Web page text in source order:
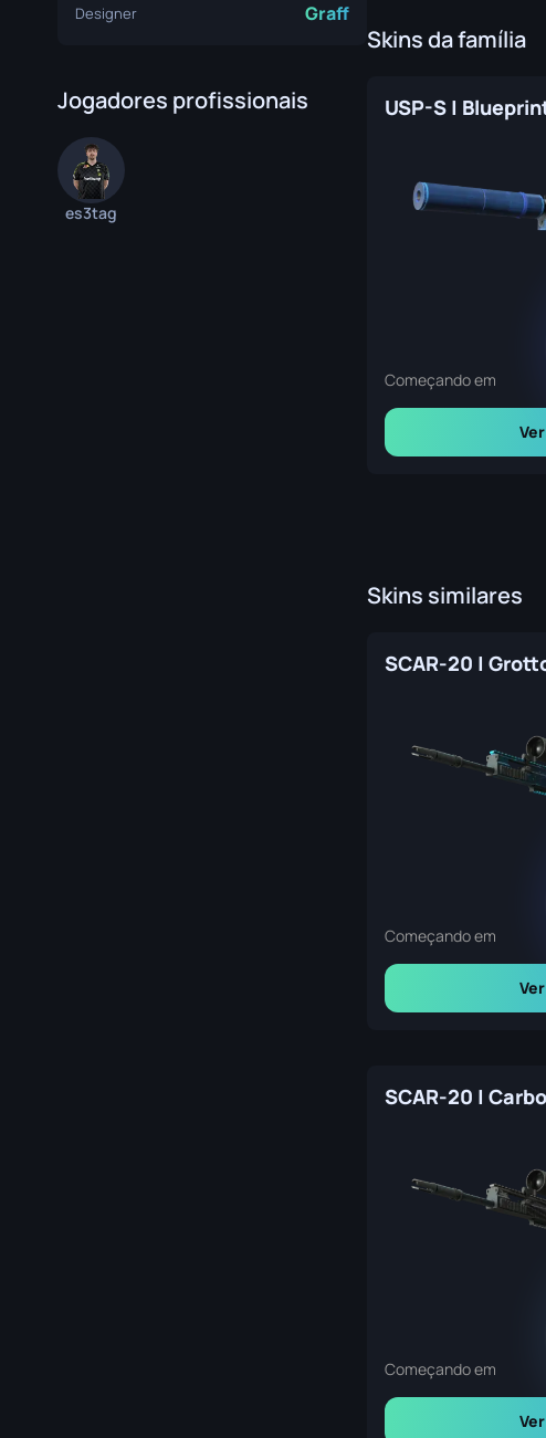
Designer Graff
Jogadores profissionais
es3tag
Skins da família
Começando em
Ver
Skins similares
Começando em
Ver
Começando em
Ver